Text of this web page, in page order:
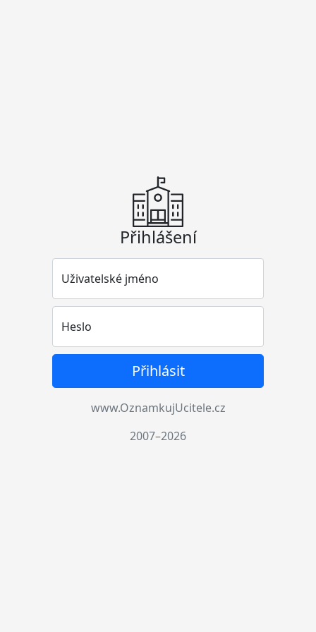
Přihlášení
Uživatelské jméno
Heslo
Přihlásit
www.OznamkujUcitele.cz
2007–2026